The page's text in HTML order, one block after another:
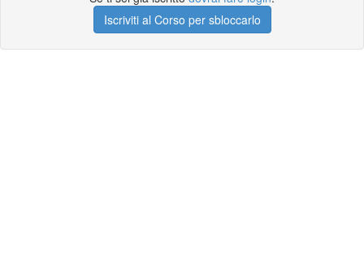
Iscriviti al Corso per sbloccarlo